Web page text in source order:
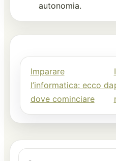
autonomia.
Navigazione
Imparare
l’informatica: ecco da
dove cominciare
Cerca: